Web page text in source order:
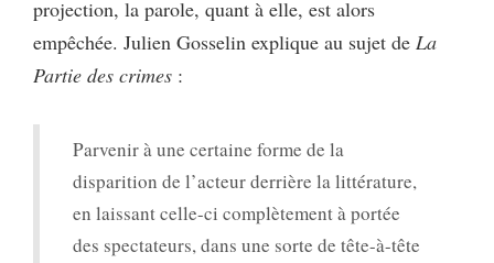
projection, la parole, quant à elle, est alors
empêchée. Julien Gosselin explique au sujet de La
Partie des crimes :
Parvenir à une certaine forme de la
disparition de l’acteur derrière la littérature,
en laissant celle-ci complètement à portée
des spectateurs, dans une sorte de tête-à-tête